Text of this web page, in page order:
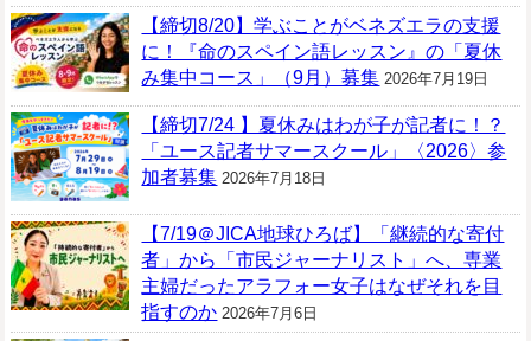
【締切8/20】学ぶことがベネズエラの支援
に！『命のスペイン語レッスン』の「夏休
み集中コース」（9月）募集 2026年7月19日
【締切7/24 】夏休みはわが子が記者に！？
「ユース記者サマースクール」〈2026〉参
加者募集 2026年7月18日
【7/19＠JICA地球ひろば】「継続的な寄付
者」から「市民ジャーナリスト」へ、専業
主婦だったアラフォー女子はなぜそれを目
指すのか 2026年7月6日